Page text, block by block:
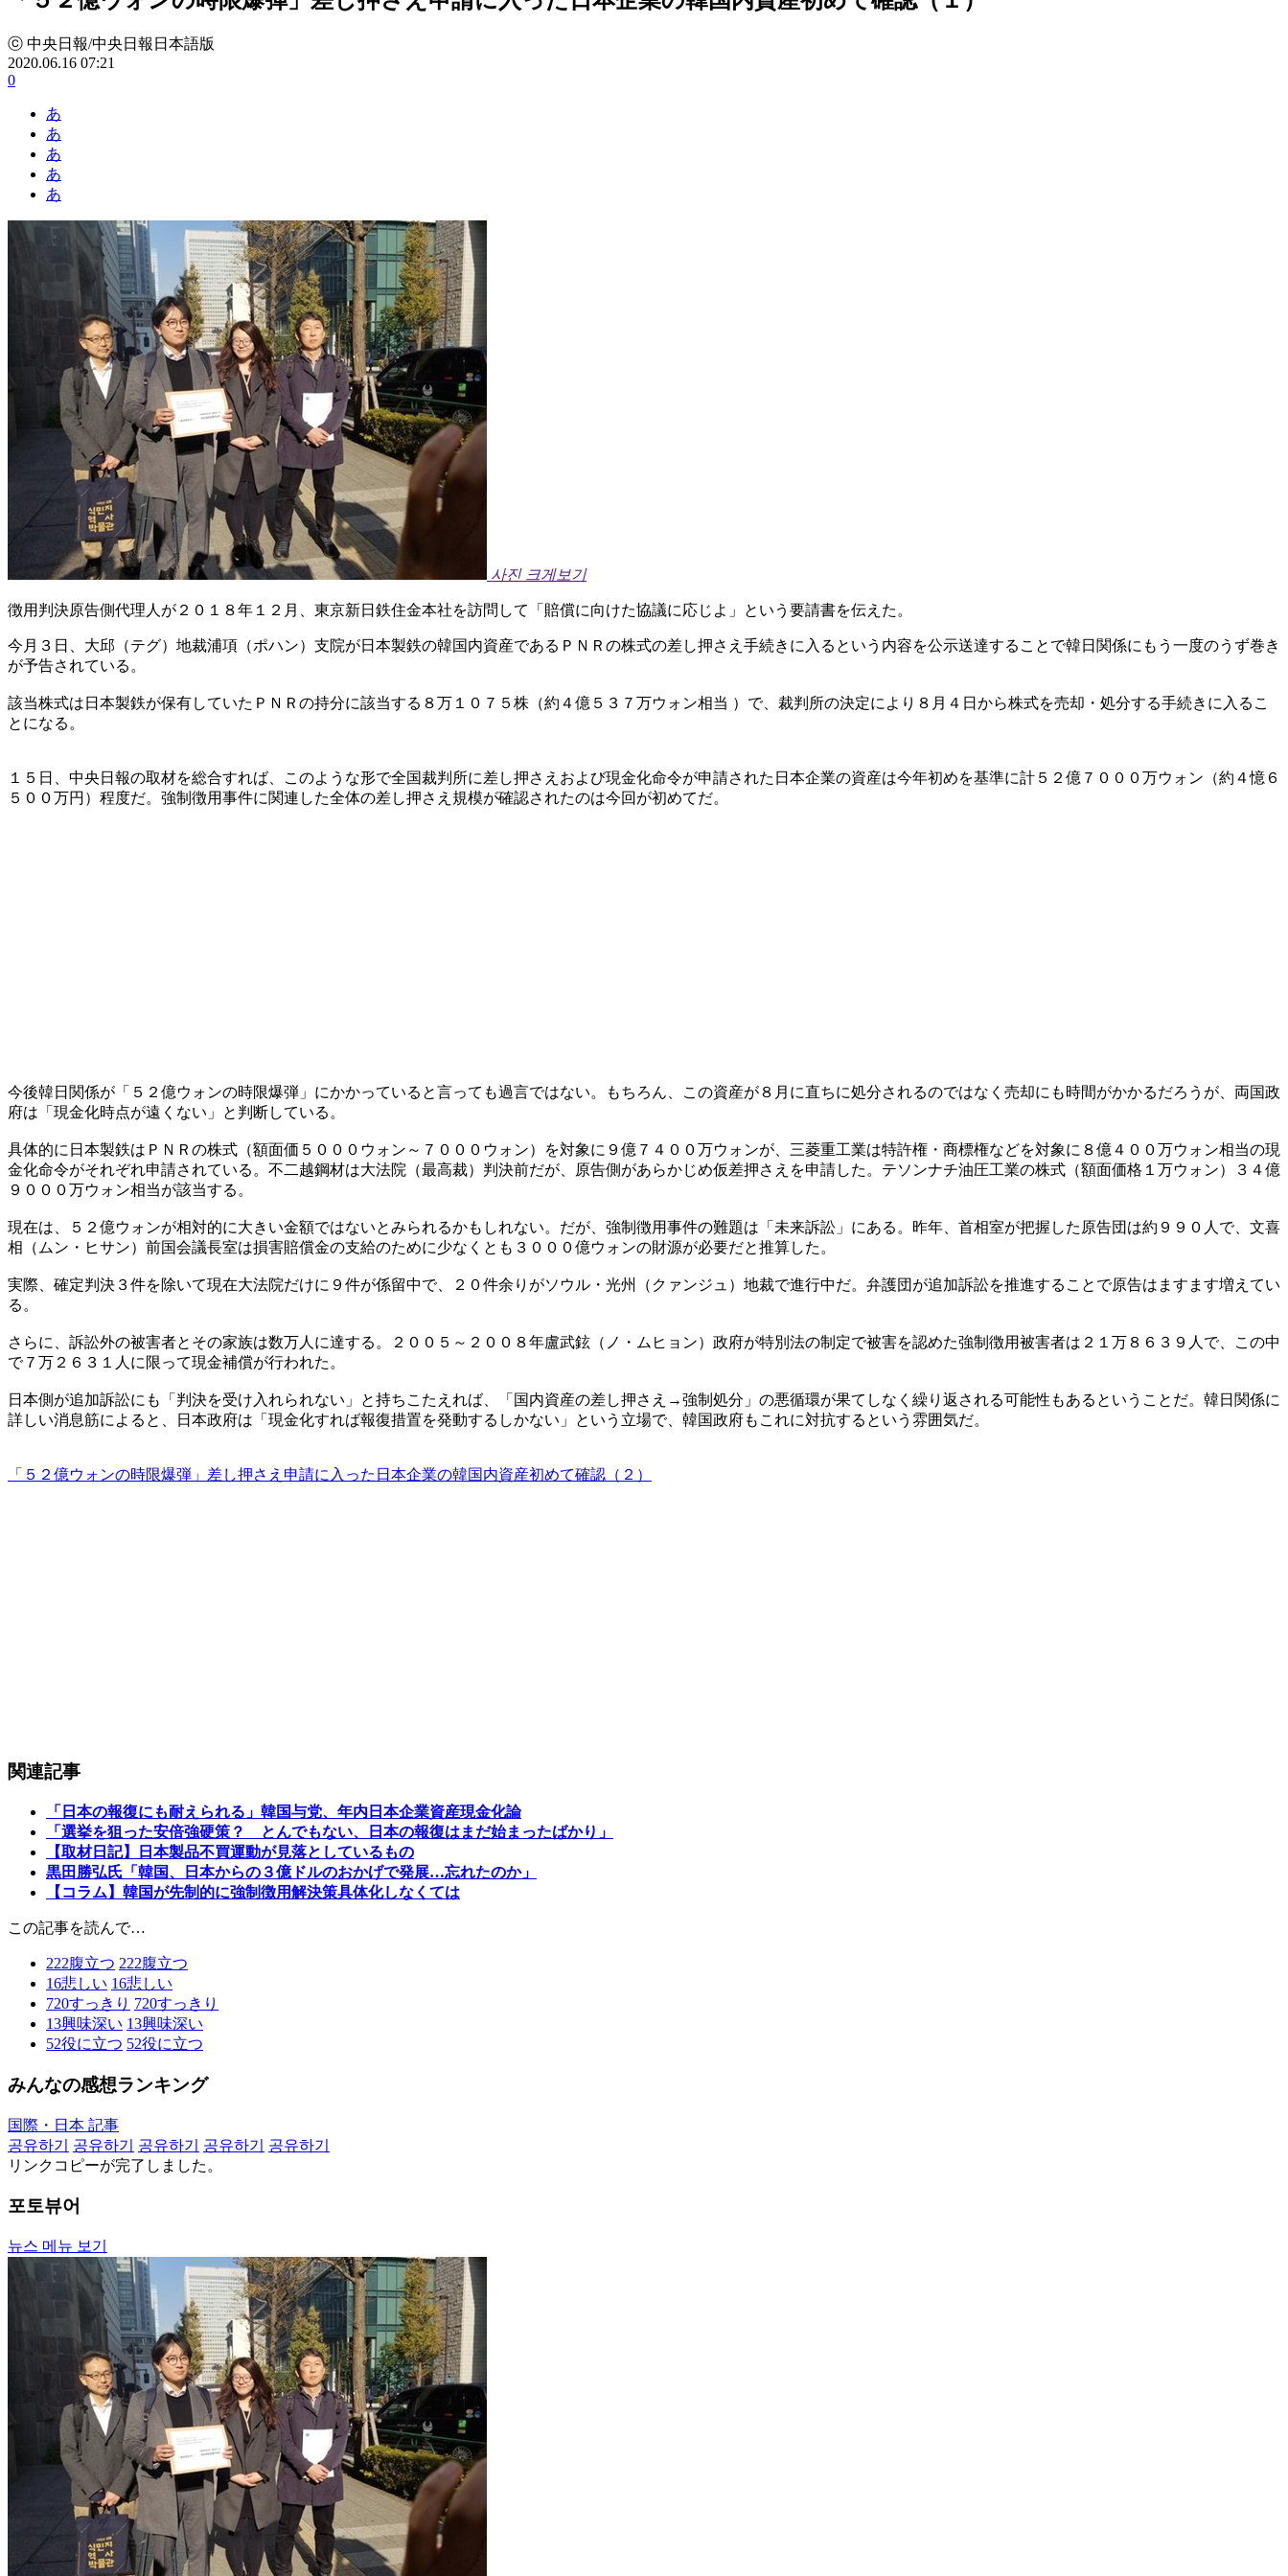
ⓒ 中央日報/中央日報日本語版
2020.06.16 07:21
0
あ
あ
あ
あ
あ
사진 크게보기
徴用判決原告側代理人が２０１８年１２月、東京新日鉄住金本社を訪問して「賠償に向けた協議に応じよ」という要請書を伝えた。
今月３日、大邱（テグ）地裁浦項（ポハン）支院が日本製鉄の韓国内資産であるＰＮＲの株式の差し押さえ手続きに入るという内容を公示送達することで韓日関係にもう一度のうず巻き
が予告されている。
該当株式は日本製鉄が保有していたＰＮＲの持分に該当する８万１０７５株（約４億５３７万ウォン相当 ）で、裁判所の決定により８月４日から株式を売却・処分する手続きに入るこ
とになる。
１５日、中央日報の取材を総合すれば、このような形で全国裁判所に差し押さえおよび現金化命令が申請された日本企業の資産は今年初めを基準に計５２億７０００万ウォン（約４憶６
５００万円）程度だ。強制徴用事件に関連した全体の差し押さえ規模が確認されたのは今回が初めてだ。
今後韓日関係が「５２億ウォンの時限爆弾」にかかっていると言っても過言ではない。もちろん、この資産が８月に直ちに処分されるのではなく売却にも時間がかかるだろうが、両国政
府は「現金化時点が遠くない」と判断している。
具体的に日本製鉄はＰＮＲの株式（額面価５０００ウォン～７０００ウォン）を対象に９億７４００万ウォンが、三菱重工業は特許権・商標権などを対象に８億４００万ウォン相当の現
金化命令がそれぞれ申請されている。不二越鋼材は大法院（最高裁）判決前だが、原告側があらかじめ仮差押さえを申請した。テソンナチ油圧工業の株式（額面価格１万ウォン）３４億
９０００万ウォン相当が該当する。
現在は、５２億ウォンが相対的に大きい金額ではないとみられるかもしれない。だが、強制徴用事件の難題は「未来訴訟」にある。昨年、首相室が把握した原告団は約９９０人で、文喜
相（ムン・ヒサン）前国会議長室は損害賠償金の支給のために少なくとも３０００億ウォンの財源が必要だと推算した。
実際、確定判決３件を除いて現在大法院だけに９件が係留中で、２０件余りがソウル・光州（クァンジュ）地裁で進行中だ。弁護団が追加訴訟を推進することで原告はますます増えてい
る。
さらに、訴訟外の被害者とその家族は数万人に達する。２００５～２００８年盧武鉉（ノ・ムヒョン）政府が特別法の制定で被害を認めた強制徴用被害者は２１万８６３９人で、この中
で７万２６３１人に限って現金補償が行われた。
日本側が追加訴訟にも「判決を受け入れられない」と持ちこたえれば、「国内資産の差し押さえ→強制処分」の悪循環が果てしなく繰り返される可能性もあるということだ。韓日関係に
詳しい消息筋によると、日本政府は「現金化すれば報復措置を発動するしかない」という立場で、韓国政府もこれに対抗するという雰囲気だ。
「５２億ウォンの時限爆弾」差し押さえ申請に入った日本企業の韓国内資産初めて確認（２）
関連記事
「日本の報復にも耐えられる」韓国与党、年内日本企業資産現金化論
「選挙を狙った安倍強硬策？ とんでもない、日本の報復はまだ始まったばかり」
【取材日記】日本製品不買運動が見落としているもの
黒田勝弘氏「韓国、日本からの３億ドルのおかげで発展…忘れたのか」
【コラム】韓国が先制的に強制徴用解決策具体化しなくては
この記事を読んで…
222腹立つ 222腹立つ
16悲しい 16悲しい
720すっきり 720すっきり
13興味深い 13興味深い
52役に立つ 52役に立つ
みんなの感想ランキング
国際・日本 記事
공유하기
공유하기 공유하기 공유하기
공유하기
リンクコピーが完了しました。
포토뷰어
뉴스 메뉴 보기